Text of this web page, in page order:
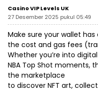
Casino VIP Levels UK
27 Desember 2025 pukul 05:49
Make sure your wallet
the cost and gas fees
Whether you’re into
NBA Top Shot moments,
the marketplace
to discover NFT art,